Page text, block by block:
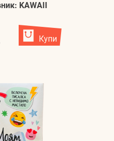
KAWAII
Купи